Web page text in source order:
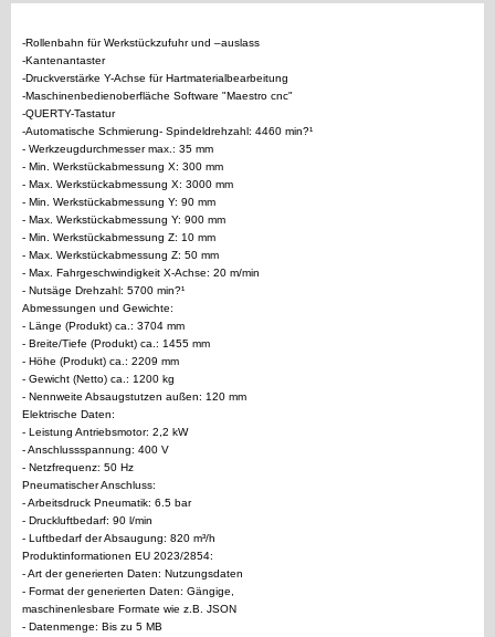
-Rollenbahn für Werkstückzufuhr und –auslass
-Kantenantaster
-Druckverstärke Y-Achse für Hartmaterialbearbeitung
-Maschinenbedienoberfläche Software "Maestro cnc"
-QUERTY-Tastatur
-Automatische Schmierung- Spindeldrehzahl: 4460 min?¹
- Werkzeugdurchmesser max.: 35 mm
- Min. Werkstückabmessung X: 300 mm
- Max. Werkstückabmessung X: 3000 mm
- Min. Werkstückabmessung Y: 90 mm
- Max. Werkstückabmessung Y: 900 mm
- Min. Werkstückabmessung Z: 10 mm
- Max. Werkstückabmessung Z: 50 mm
- Max. Fahrgeschwindigkeit X-Achse: 20 m/min
- Nutsäge Drehzahl: 5700 min?¹
Abmessungen und Gewichte:
- Länge (Produkt) ca.: 3704 mm
- Breite/Tiefe (Produkt) ca.: 1455 mm
- Höhe (Produkt) ca.: 2209 mm
- Gewicht (Netto) ca.: 1200 kg
- Nennweite Absaugstutzen außen: 120 mm
Elektrische Daten:
- Leistung Antriebsmotor: 2,2 kW
- Anschlussspannung: 400 V
- Netzfrequenz: 50 Hz
Pneumatischer Anschluss:
- Arbeitsdruck Pneumatik: 6.5 bar
- Druckluftbedarf: 90 l/min
- Luftbedarf der Absaugung: 820 m³/h
Produktinformationen EU 2023/2854:
- Art der generierten Daten: Nutzungsdaten
- Format der generierten Daten: Gängige,
maschinenlesbare Formate wie z.B. JSON
- Datenmenge: Bis zu 5 MB